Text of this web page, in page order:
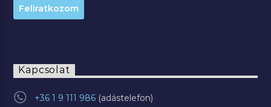
Kapcsolat
+36 1 9 111 986